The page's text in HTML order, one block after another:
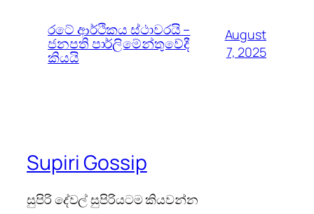
රටේ ආර්ථිකය ස්ථාවරයි –
ජනපති පාර්ලිමේන්තුවේදී
කියයි
August
7, 2025
Supiri Gossip
සුපිරි දේවල් සුපිරියටම කියවන්න